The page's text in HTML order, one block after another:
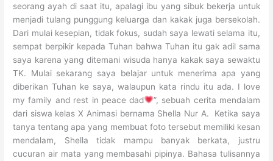
seorang ayah di saat itu, apalagi ibu yang sibuk bekerja untuk
menjadi tulang punggung keluarga dan kakak juga bersekolah.
Dari mulai kesepian, tidak fokus, sudah saya lewati selama itu,
sempat berpikir kepada Tuhan bahwa Tuhan itu gak adil sama
saya karena yang ditemani wisuda hanya kakak saya sewaktu
TK. Mulai sekarang saya belajar untuk menerima apa yang
diberikan Tuhan ke saya, walaupun kata rindu itu ada. I love
my family and rest in peace dad
”, sebuah cerita mendalam
dari siswa kelas X Animasi bernama Shella Nur A. Ketika saya
tanya tentang apa yang membuat foto tersebut memiliki kesan
mendalam, Shella tidak mampu banyak berkata, justru
cucuran air mata yang membasahi pipinya. Bahasa tulisannya